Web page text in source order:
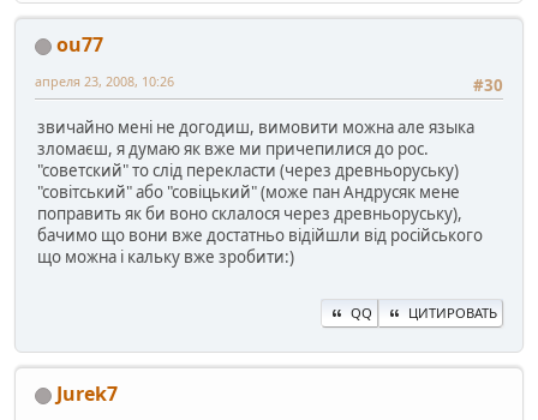
ou77
#30
апреля 23, 2008, 10:26
звичайно мені не догодиш, вимовити можна але языка
зломаєш, я думаю як вже ми причепилися до рос.
"советский" то слід перекласти (через древньоруську)
"совітський" або "совіцький" (може пан Андрусяк мене
поправить як би воно склалося через древньоруську),
бачимо що вони вже достатньо відійшли від російського
що можна і кальку вже зробити:)
QQ ЦИТИРОВАТЬ
Jurek7